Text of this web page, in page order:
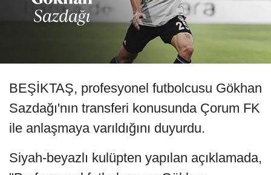
BEŞİKTAŞ, profesyonel futbolcusu Gökhan
Sazdağı'nın transferi konusunda Çorum FK
ile anlaşmaya varıldığını duyurdu.
Siyah-beyazlı kulüpten yapılan açıklamada,